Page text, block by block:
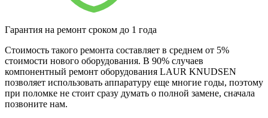
Гарантия на ремонт сроком до 1 года
Стоимость такого ремонта составляет в среднем от 5%
стоимости нового оборудования. В 90% случаев
компонентный ремонт оборудования LAUR KNUDSEN
позволяет использовать аппаратуру еще многие годы, поэтому
при поломке не стоит сразу думать о полной замене, сначала
позвоните нам.